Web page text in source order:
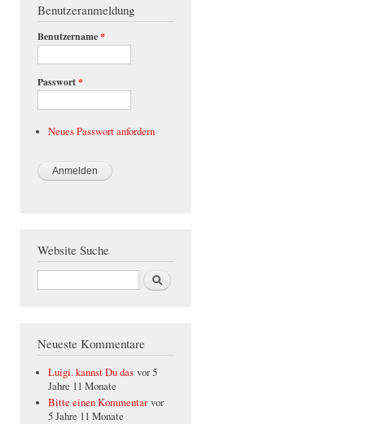
Benutzeranmeldung
Benutzername*
Passwort*
Neues Passwort anfordern
Website Suche
Suche
Neueste Kommentare
Luigi. kannst Du das vor 5
Jahre 11 Monate
Bitte einen Kommentar vor
5 Jahre 11 Monate